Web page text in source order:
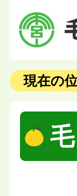
現在の